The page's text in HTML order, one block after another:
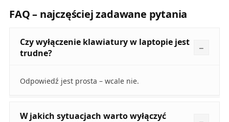
FAQ – najczęściej zadawane pytania
Czy wyłączenie klawiatury w laptopie jest
trudne?
Odpowiedź jest prosta – wcale nie.
W jakich sytuacjach warto wyłączyć